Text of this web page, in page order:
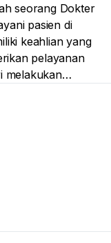
seorang Dokter
pasien di
keahlian yang
pelayanan
melakukan
diperlukan.
spesialisnya di
Universitas
profesional,
di Ikatan Dokter
Paru